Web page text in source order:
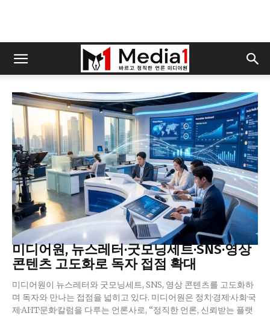
미디어
미디어원, 뉴스레터·굿모닝세트·SNS·영상
콘텐츠 고도화로 독자 접점 확대
미디어원이 뉴스레터와 굿모닝세트, SNS, 영상 콘텐츠를 고도화하
며 독자와 만나는 접점을 넓히고 있다. 미디어원은 정치·경제·사회·국
제·AI·IT·문화·칼럼을 다루는 언론사로, “정직한 언론, 신뢰받는 플랫